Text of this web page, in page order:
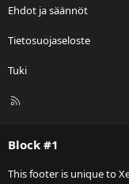
Ehdot ja säännöt
Tietosuojaseloste
Tuki
R
Block #1
This footer is unique to